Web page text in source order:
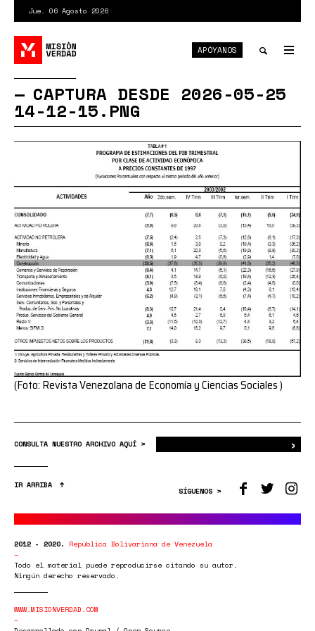
contenido
principal
Jue. 06 Agosto 2026
APÓYANOS
CAPTURA DESDE 2026-05-25
14-12-15.PNG
(Foto: Revista Venezolana de Economía y Ciencias Sociales )
CONSULTA NUESTRO ARCHIVO AQUÍ > ›
IR ARRIBA
SÍGUENOS >
2012 - 2020. República Bolivariana de Venezuela
Todo el material puede reproducirse citando su autor.
Ningún derecho reservado.
WWW.MISIONVERDAD.COM